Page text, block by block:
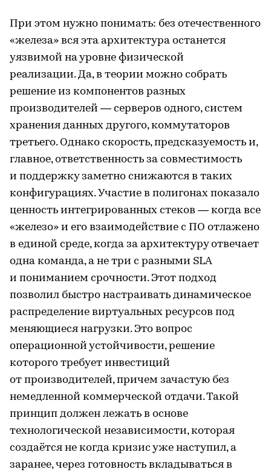
При этом нужно понимать: без отечественного
«железа» вся эта архитектура останется
уязвимой на уровне физической
реализации. Да, в теории можно собрать
решение из компонентов разных
производителей — серверов одного, систем
хранения данных другого, коммутаторов
третьего. Однако скорость, предсказуемость и,
главное, ответственность за совместимость
и поддержку заметно снижаются в таких
конфигурациях. Участие в полигонах показало
ценность интегрированных стеков — когда все
«железо» и его взаимодействие с ПО отлажено
в единой среде, когда за архитектуру отвечает
одна команда, а не три с разными SLA
и пониманием срочности. Этот подход
позволил быстро настраивать динамическое
распределение виртуальных ресурсов под
меняющиеся нагрузки. Это вопрос
операционной устойчивости, решение
которого требует инвестиций
от производителей, причем зачастую без
немедленной коммерческой отдачи. Такой
принцип должен лежать в основе
технологической независимости, которая
создаётся не когда кризис уже наступил, а
заранее, через готовность вкладываться в